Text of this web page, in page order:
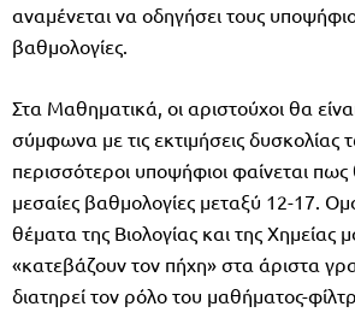
αναμένεται να οδηγήσει τους
βαθμολογίες.
Στα Μαθηματικά, οι αριστούχοι θα
σύμφωνα με τις εκτιμήσεις
περισσότεροι υποψήφιοι φαίνεται πως
μεσαίες βαθμολογίες μεταξύ 12-17.
θέματα της Βιολογίας και της Χημείας
«κατεβάζουν τον πήχη» στα άριστα
διατηρεί τον ρόλο του μαθήματος-